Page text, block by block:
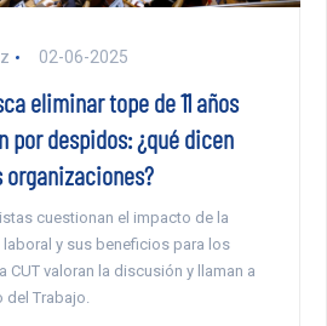
02-06-2025
eliminar tope de 11 años
por despidos: ¿qué dicen
organizaciones?
cuestionan el impacto de la
y sus beneficios para los
CUT valoran la discusión y llaman a
Trabajo.